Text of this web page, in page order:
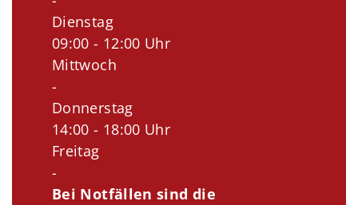
Dienstag
09:00 - 12:00 Uhr
Mittwoch
-
Donnerstag
14:00 - 18:00 Uhr
Freitag
-
Bei Notfällen sind die